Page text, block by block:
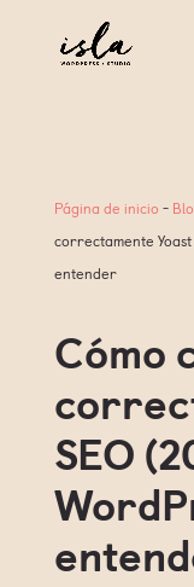
Página de inicio -
correctamente
entender
Cómo
SEO